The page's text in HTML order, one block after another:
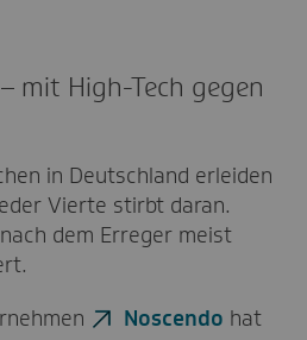
mit High-Tech gegen
in Deutschland erleiden
Vierte stirbt daran.
dem Erreger meist
Noscendo hat